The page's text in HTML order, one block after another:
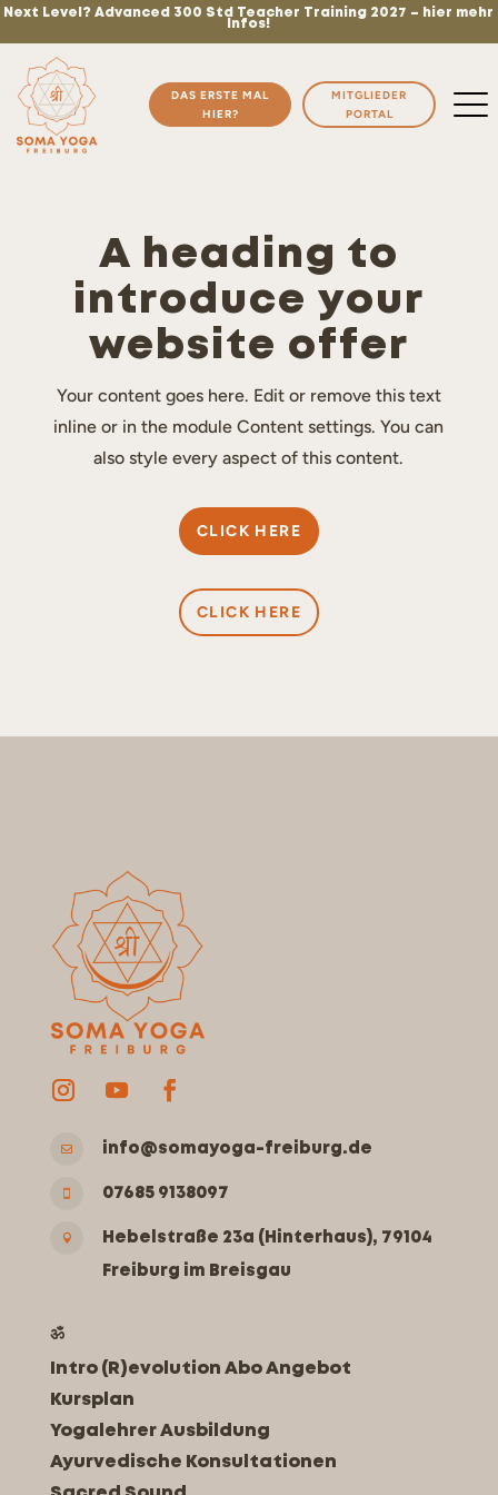
Next Level? Advanced 300 Std Teacher Training 2027 – hier mehr
Infos!
DAS ERSTE MAL
HIER?
MITGLIEDER
PORTAL
A heading to
introduce your
website offer
Your content goes here. Edit or remove this text
inline or in the module Content settings. You can
also style every aspect of this content.
CLICK HERE
CLICK HERE
 info@somayoga-freiburg.de
 07685 9138097
 Hebelstraße 23a (Hinterhaus), 79104
Freiburg im Breisgau
ॐ
Intro (R)evolution Abo Angebot
Kursplan
Yogalehrer Ausbildung
Ayurvedische Konsultationen